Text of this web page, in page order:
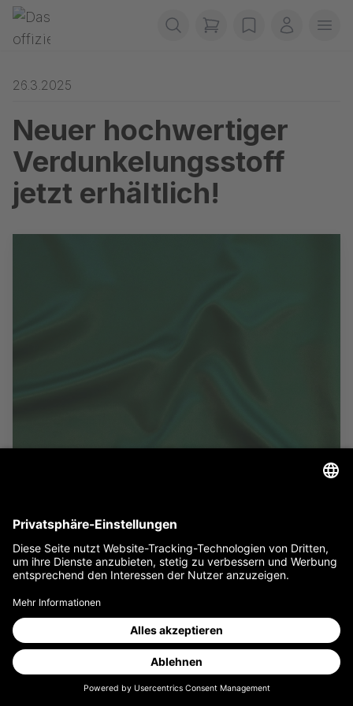
Navigation überspringen
Gerriets
items in cart, view
wishlistMein
26.3.2025
Neuer hochwertiger
Verdunkelungsstoff
jetzt erhältlich!
OBSCURA